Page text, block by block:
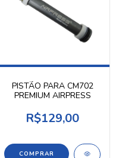
PISTÃO PARA CM702
PREMIUM AIRPRESS
R$129,00